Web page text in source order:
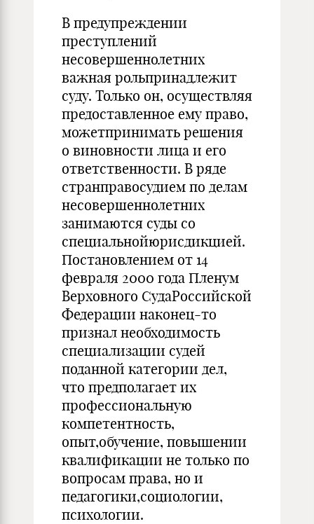
В предупреждении
преступлений
несовершеннолетних
важная рольпринадлежит
суду. Только он, осуществляя
предоставленное ему право,
можетпринимать решения
о виновности лица и его
ответственности. В ряде
странправосудием по делам
несовершеннолетних
занимаются суды со
специальнойюрисдикцией.
Постановлением от 14
февраля 2000 года Пленум
Верховного СудаРоссийской
Федерации наконец-то
признал необходимость
специализации судей
поданной категории дел,
что предполагает их
профессиональную
компетентность,
опыт,обучение, повышении
квалификации не только по
вопросам права, но и
педагогики,социологии,
психологии.